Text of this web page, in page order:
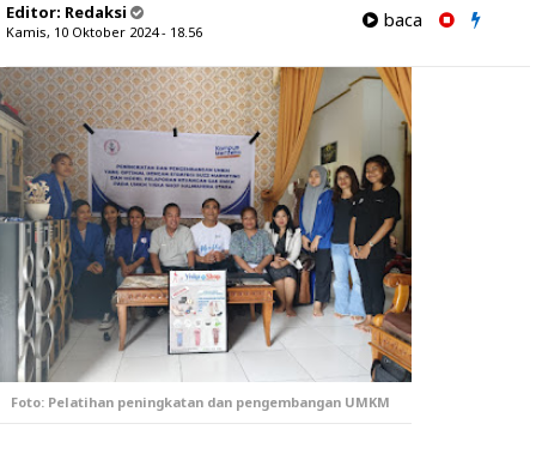
Editor: Redaksi
Kamis, 10 Oktober 2024 - 18.56
baca
Foto: Pelatihan peningkatan dan pengembangan UMKM